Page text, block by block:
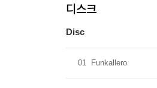
디스크
Disc
01 Funkallero